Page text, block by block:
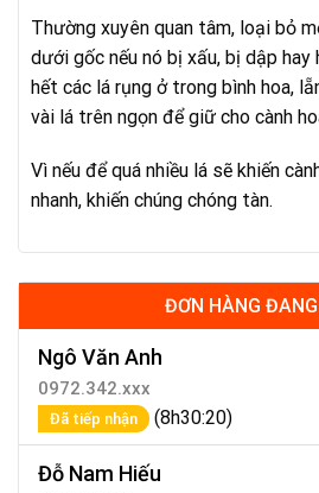
Thường xuyên quan tâm, loại bỏ
dưới gốc nếu nó bị xấu, bị dập hay
hết các lá rụng ở trong bình hoa,
vài lá trên ngọn để giữ cho cành
Vì nếu để quá nhiều lá sẽ khiến
nhanh, khiến chúng chóng tàn.
ĐƠN HÀNG
Ngô Văn Anh
0972.342.xxx
Đã tiếp nhận (8h30:20)
Đỗ Nam Hiếu